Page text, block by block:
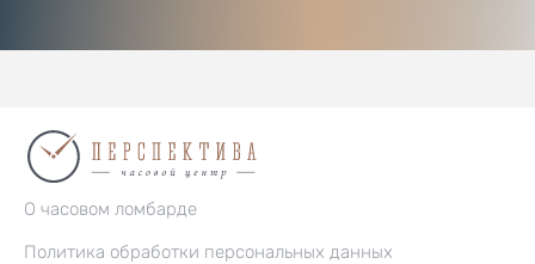
О часовом ломбарде
Политика обработки персональных данных